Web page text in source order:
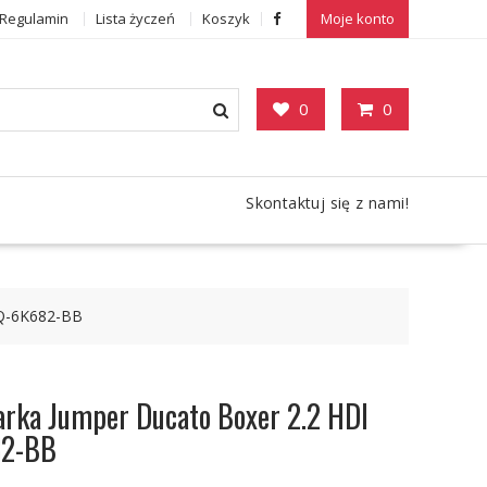
Regulamin Lista życzeń Koszyk Moje konto
0 0
Skontaktuj się z nami!
6K682-BB
Jumper Ducato Boxer 2.2 HDI
BB